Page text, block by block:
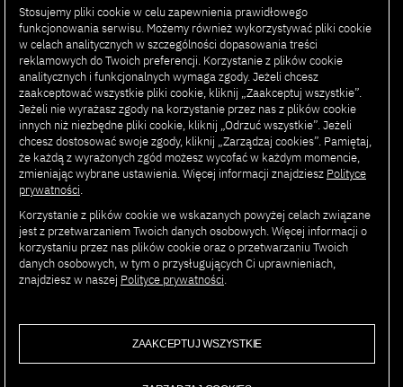
proporcjonalnie do liczby zajęć, które się odbyły.
Harmonogram spotkań:
Początek zajęć 15 lutego 2022 (wtorek), zajęcia od
17.00 do 20.00, zakończenie 6 kwietnia 2022 (środa).
Malarstwo, wtorek, godz. 17.00-20.00
Rysunek, środa, godz. 17.00-20.00
Historia Sztuki, godz. 17.00-20.00 (zajęcia we wtorek
i/lub środę)
Koszt kursu:1600PLN
Stosujemy pliki cookie w celu zapewnienia prawidłowego
funkcjonowania serwisu. Możemy również wykorzystywać pliki cookie
w celach analitycznych w szczególności dopasowania treści
reklamowych do Twoich preferencji. Korzystanie z plików cookie
analitycznych i funkcjonalnych wymaga zgody. Jeżeli chcesz
zaakceptować wszystkie pliki cookie, kliknij „Zaakceptuj wszystkie”.
Jeżeli nie wyrażasz zgody na korzystanie przez nas z plików cookie
innych niż niezbędne pliki cookie, kliknij „Odrzuć wszystkie”. Jeżeli
chcesz dostosować swoje zgody, kliknij „Zarządzaj cookies”. Pamiętaj,
że każdą z wyrażonych zgód możesz wycofać w każdym momencie,
zmieniając wybrane ustawienia. Więcej informacji znajdziesz Polityce
prywatności.
Korzystanie z plików cookie we wskazanych powyżej celach związane
jest z przetwarzaniem Twoich danych osobowych. Więcej informacji o
korzystaniu przez nas plików cookie oraz o przetwarzaniu Twoich
danych osobowych, w tym o przysługujących Ci uprawnieniach,
znajdziesz w naszej Polityce prywatności.
ZAAKCEPTUJ WSZYSTKIE